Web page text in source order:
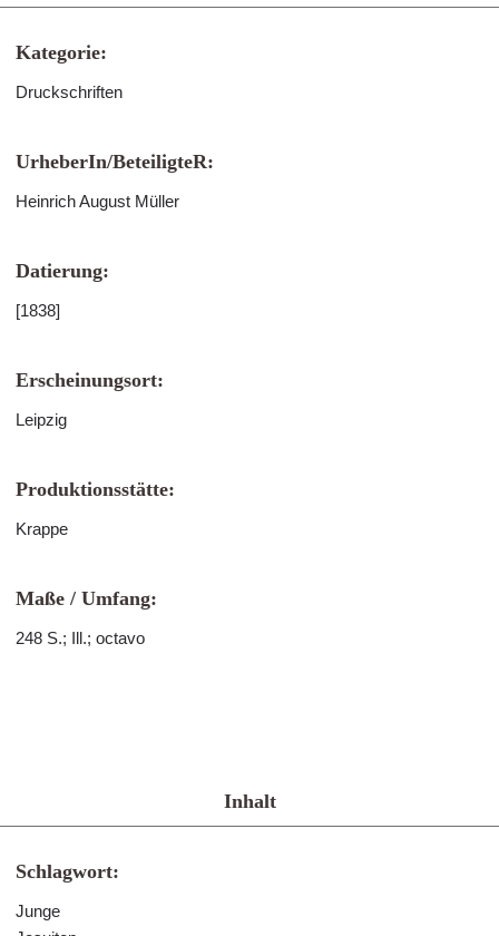
Kategorie:
Druckschriften
UrheberIn/BeteiligteR:
Heinrich August Müller
Datierung:
[1838]
Erscheinungsort:
Leipzig
Produktionsstätte:
Krappe
Maße / Umfang:
248 S.; Ill.; octavo
Inhalt
Schlagwort:
Junge